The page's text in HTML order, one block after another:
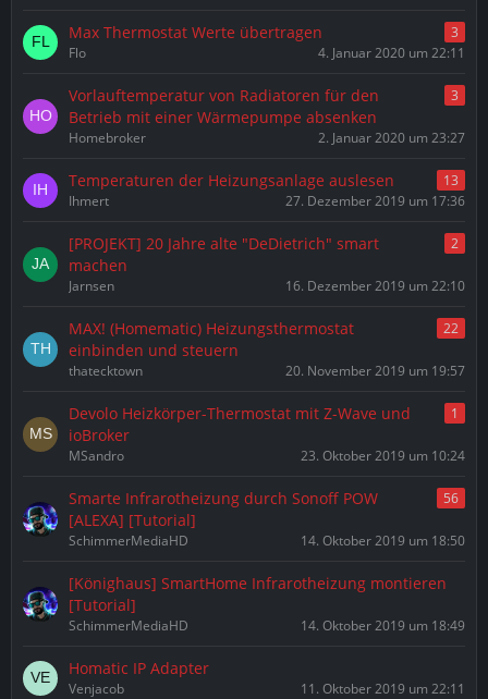
Max Thermostat Werte übertragen
3
Flo
4. Januar 2020 um 22:11
Vorlauftemperatur von Radiatoren für den
Betrieb mit einer Wärmepumpe absenken
3
Homebroker 2. Januar 2020 um 23:27
Temperaturen der Heizungsanlage auslesen
13
Ihmert
27. Dezember 2019 um 17:36
[PROJEKT] 20 Jahre alte "DeDietrich" smart
machen
2
Jarnsen 16. Dezember 2019 um 22:10
MAX! (Homematic) Heizungsthermostat
einbinden und steuern
22
thatecktown 20. November 2019 um 19:57
Devolo Heizkörper-Thermostat mit Z-Wave und
ioBroker
1
MSandro 23. Oktober 2019 um 10:24
Smarte Infrarotheizung durch Sonoff POW
[ALEXA] [Tutorial]
56
SchimmerMediaHD 14. Oktober 2019 um 18:50
[Könighaus] SmartHome Infrarotheizung montieren
[Tutorial]
SchimmerMediaHD 14. Oktober 2019 um 18:49
Homatic IP Adapter
Venjacob 11. Oktober 2019 um 22:11